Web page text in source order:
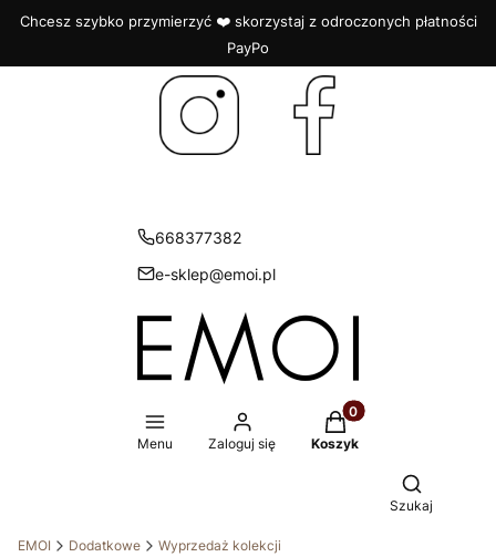
Chcesz szybko przymierzyć ❤️ skorzystaj z odroczonych płatności
PayPo
668377382
e-sklep@emoi.pl
Menu Zaloguj się
Produkty w
Koszyk
Otwórz
Szukaj
EMOI Dodatkowe Wyprzedaż kolekcji